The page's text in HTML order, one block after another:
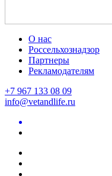
О нас
Россельхознадзор
Партнеры
Рекламодателям
+7 967 133 08 09
info@vetandlife.ru